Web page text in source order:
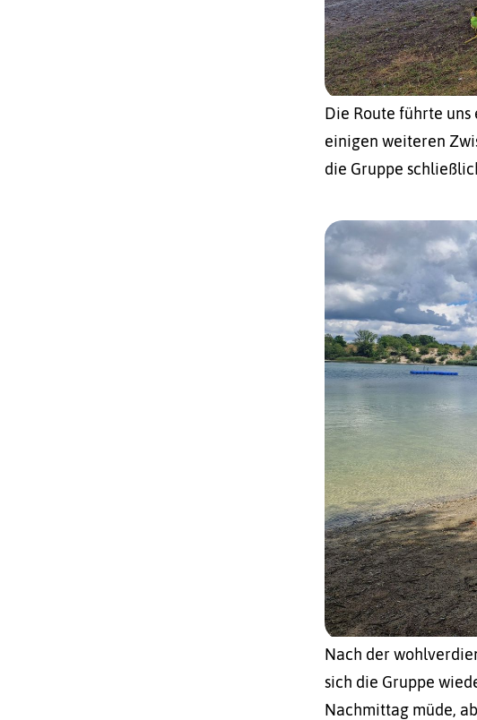
Die Route führte uns
einigen weiteren
die Gruppe
Nach der
sich die Gruppe
Nachmittag müde,